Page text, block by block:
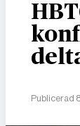
Publicerad